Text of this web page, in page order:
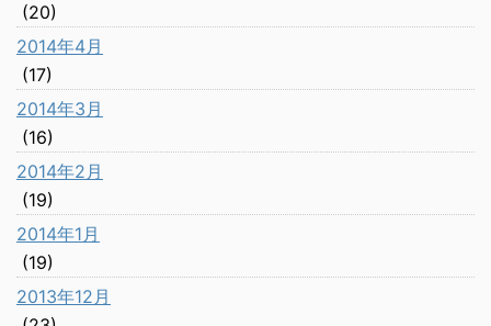
(20)
2014年4月
(17)
2014年3月
(16)
2014年2月
(19)
2014年1月
(19)
2013年12月